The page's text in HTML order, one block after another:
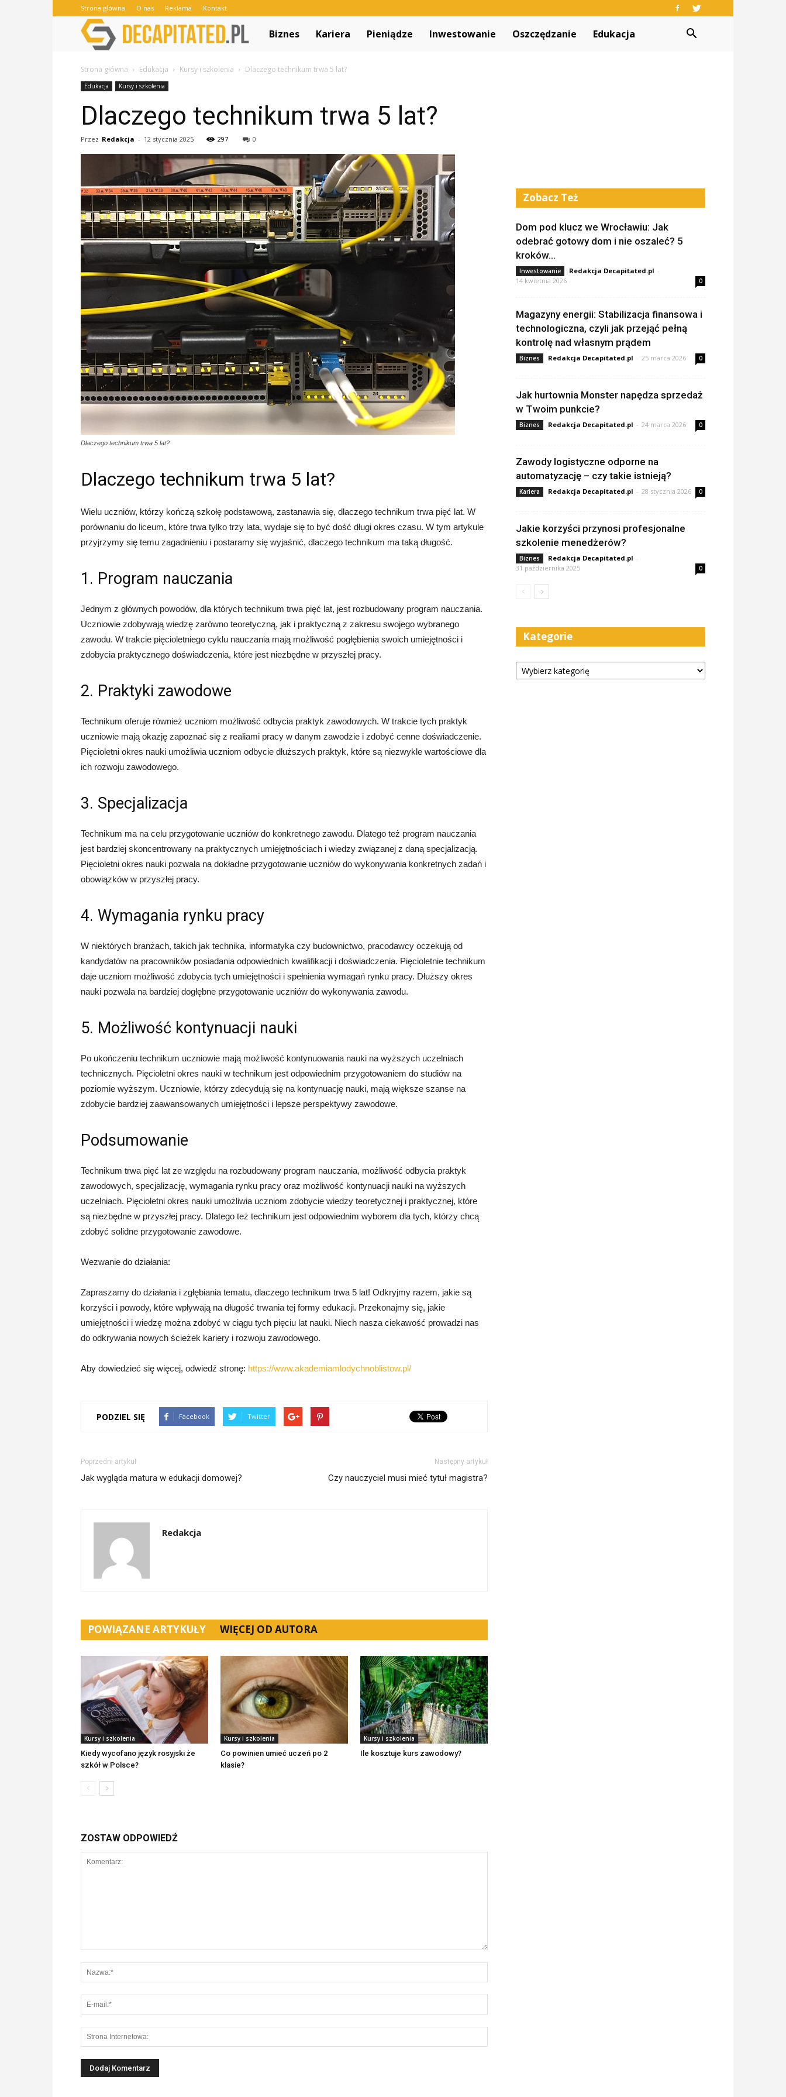
Strona główna O nas Reklama Kontakt
Decapitated.pl
Biznes Kariera Pieniądze Inwestowanie Oszczędzanie Edukacja
Strona główna Edukacja Kursy i szkolenia Dlaczego technikum trwa 5 lat?
Edukacja Kursy i szkolenia
Dlaczego technikum trwa 5 lat?
Przez Redakcja - 12 stycznia 2025 297 0
Dlaczego technikum trwa 5 lat?
Dlaczego technikum trwa 5 lat?
Wielu uczniów, którzy kończą szkołę podstawową, zastanawia się, dlaczego technikum trwa pięć lat. W
porównaniu do liceum, które trwa tylko trzy lata, wydaje się to być dość długi okres czasu. W tym artykule
przyjrzymy się temu zagadnieniu i postaramy się wyjaśnić, dlaczego technikum ma taką długość.
1. Program nauczania
Jednym z głównych powodów, dla których technikum trwa pięć lat, jest rozbudowany program nauczania.
Uczniowie zdobywają wiedzę zarówno teoretyczną, jak i praktyczną z zakresu swojego wybranego
zawodu. W trakcie pięcioletniego cyklu nauczania mają możliwość pogłębienia swoich umiejętności i
zdobycia praktycznego doświadczenia, które jest niezbędne w przyszłej pracy.
2. Praktyki zawodowe
Technikum oferuje również uczniom możliwość odbycia praktyk zawodowych. W trakcie tych praktyk
uczniowie mają okazję zapoznać się z realiami pracy w danym zawodzie i zdobyć cenne doświadczenie.
Pięcioletni okres nauki umożliwia uczniom odbycie dłuższych praktyk, które są niezwykle wartościowe dla
ich rozwoju zawodowego.
3. Specjalizacja
Technikum ma na celu przygotowanie uczniów do konkretnego zawodu. Dlatego też program nauczania
jest bardziej skoncentrowany na praktycznych umiejętnościach i wiedzy związanej z daną specjalizacją.
Pięcioletni okres nauki pozwala na dokładne przygotowanie uczniów do wykonywania konkretnych zadań i
obowiązków w przyszłej pracy.
4. Wymagania rynku pracy
W niektórych branżach, takich jak technika, informatyka czy budownictwo, pracodawcy oczekują od
kandydatów na pracowników posiadania odpowiednich kwalifikacji i doświadczenia. Pięcioletnie technikum
daje uczniom możliwość zdobycia tych umiejętności i spełnienia wymagań rynku pracy. Dłuższy okres
nauki pozwala na bardziej dogłębne przygotowanie uczniów do wykonywania zawodu.
5. Możliwość kontynuacji nauki
Po ukończeniu technikum uczniowie mają możliwość kontynuowania nauki na wyższych uczelniach
technicznych. Pięcioletni okres nauki w technikum jest odpowiednim przygotowaniem do studiów na
poziomie wyższym. Uczniowie, którzy zdecydują się na kontynuację nauki, mają większe szanse na
zdobycie bardziej zaawansowanych umiejętności i lepsze perspektywy zawodowe.
Podsumowanie
Technikum trwa pięć lat ze względu na rozbudowany program nauczania, możliwość odbycia praktyk
zawodowych, specjalizację, wymagania rynku pracy oraz możliwość kontynuacji nauki na wyższych
uczelniach. Pięcioletni okres nauki umożliwia uczniom zdobycie wiedzy teoretycznej i praktycznej, które
są niezbędne w przyszłej pracy. Dlatego też technikum jest odpowiednim wyborem dla tych, którzy chcą
zdobyć solidne przygotowanie zawodowe.
Wezwanie do działania:
Zapraszamy do działania i zgłębiania tematu, dlaczego technikum trwa 5 lat! Odkryjmy razem, jakie są
korzyści i powody, które wpływają na długość trwania tej formy edukacji. Przekonajmy się, jakie
umiejętności i wiedzę można zdobyć w ciągu tych pięciu lat nauki. Niech nasza ciekawość prowadzi nas
do odkrywania nowych ścieżek kariery i rozwoju zawodowego.
Aby dowiedzieć się więcej, odwiedź stronę: https://www.akademiamlodychnoblistow.pl/
PODZIEL SIĘ Facebook Twitter
Poprzedni artykuł
Jak wygląda matura w edukacji domowej?
Następny artykuł
Czy nauczyciel musi mieć tytuł magistra?
Redakcja
POWIĄZANE ARTYKUŁY WIĘCEJ OD AUTORA
Kursy i szkolenia
Kiedy wycofano język rosyjski że
szkół w Polsce?
Kursy i szkolenia
Co powinien umieć uczeń po 2
klasie?
Kursy i szkolenia
Ile kosztuje kurs zawodowy?
ZOSTAW ODPOWIEDŹ
Zobacz Też
Dom pod klucz we Wrocławiu: Jak
odebrać gotowy dom i nie oszaleć? 5
kroków...
Inwestowanie Redakcja Decapitated.pl -
14 kwietnia 2026
0
Magazyny energii: Stabilizacja finansowa i
technologiczna, czyli jak przejąć pełną
kontrolę nad własnym prądem
Biznes Redakcja Decapitated.pl - 25 marca 2026 0
Jak hurtownia Monster napędza sprzedaż
w Twoim punkcie?
Biznes Redakcja Decapitated.pl - 24 marca 2026 0
Zawody logistyczne odporne na
automatyzację – czy takie istnieją?
Kariera Redakcja Decapitated.pl - 28 stycznia 2026 0
Jakie korzyści przynosi profesjonalne
szkolenie menedżerów?
Biznes Redakcja Decapitated.pl -
31 października 2025
0
Kategorie
Kategorie